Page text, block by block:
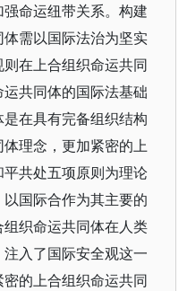
命运纽带关系。构建
需以国际法治为坚实
在上合组织命运共同
共同体的国际法基础
在具有完备组织结构
理念，更加紧密的上
共处五项原则为理论
国际合作为其主要的
织命运共同体在人类
入了国际安全观这一
的上合组织命运共同